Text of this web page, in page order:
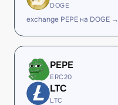
DOGE
exchange PEPE на DOGE →
PEPE
ERC20
LTC
LTC